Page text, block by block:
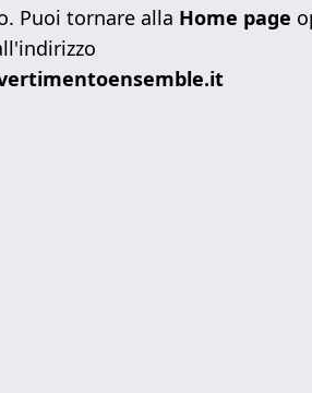
Puoi tornare alla Home page